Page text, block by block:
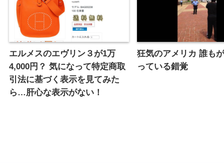
エルメスのエヴリン３が1万
4,000円？ 気になって特定商取
引法に基づく表示を見てみた
ら…肝心な表示がない！
狂気のアメリカ 誰も
っている錯覚